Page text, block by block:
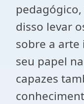
disso levar
sobre a
seu papel
capazes